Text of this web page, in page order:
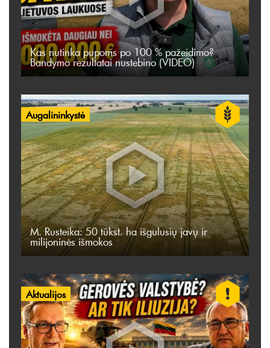
Kas nutinka pupoms po 100 % pažeidimo?
Bandymo rezultatai nustebino (VIDEO)
Augalininkystė
M. Rusteika: 50 tūkst. ha išgulusių javų ir
milijoninės išmokos
Aktualijos